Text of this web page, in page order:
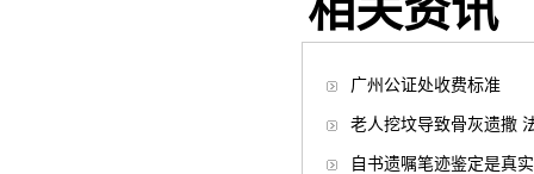
广州公证处收费标准
老人挖坟导致骨灰遗撒
自书遗嘱笔迹鉴定是真